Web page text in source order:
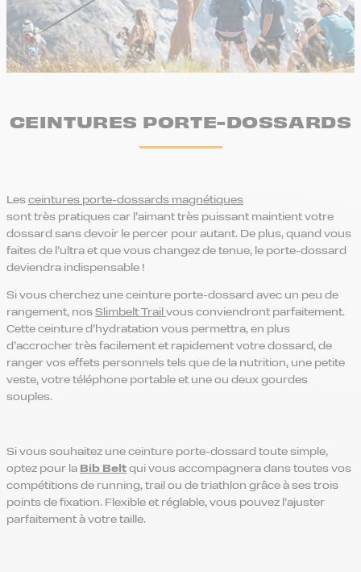
CEINTURES PORTE-DOSSARDS
Les ceintures porte-dossards magnétiques
sont très pratiques car l’aimant très puissant maintient votre
dossard sans devoir le percer pour autant. De plus, quand vous
faites de l’ultra et que vous changez de tenue, le porte-dossard
deviendra indispensable !
Si vous cherchez une ceinture porte-dossard avec un peu de
rangement, nos Slimbelt Trail vous conviendront parfaitement.
Cette ceinture d’hydratation vous permettra, en plus
d’accrocher très facilement et rapidement votre dossard, de
ranger vos effets personnels tels que de la nutrition, une petite
veste, votre téléphone portable et une ou deux gourdes
souples.
Si vous souhaitez une ceinture porte-dossard toute simple,
optez pour la Bib Belt qui vous accompagnera dans toutes vos
compétitions de running, trail ou de triathlon grâce à ses trois
points de fixation. Flexible et réglable, vous pouvez l’ajuster
parfaitement à votre taille.